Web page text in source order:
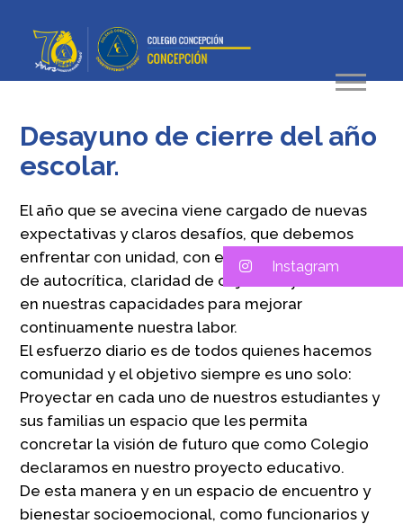
Desayuno de cierre del año
escolar.
El año que se avecina viene cargado de nuevas
expectativas y claros desafíos, que debemos
enfrentar con unidad, con eficiencia, capacidad
de autocrítica, claridad de objetivos y confianza
en nuestras capacidades para mejorar
continuamente nuestra labor.
El esfuerzo diario es de todos quienes hacemos
comunidad y el objetivo siempre es uno solo:
Proyectar en cada uno de nuestros estudiantes y
sus familias un espacio que les permita
concretar la visión de futuro que como Colegio
declaramos en nuestro proyecto educativo.
De esta manera y en un espacio de encuentro y
bienestar socioemocional, como funcionarios y
Instagram